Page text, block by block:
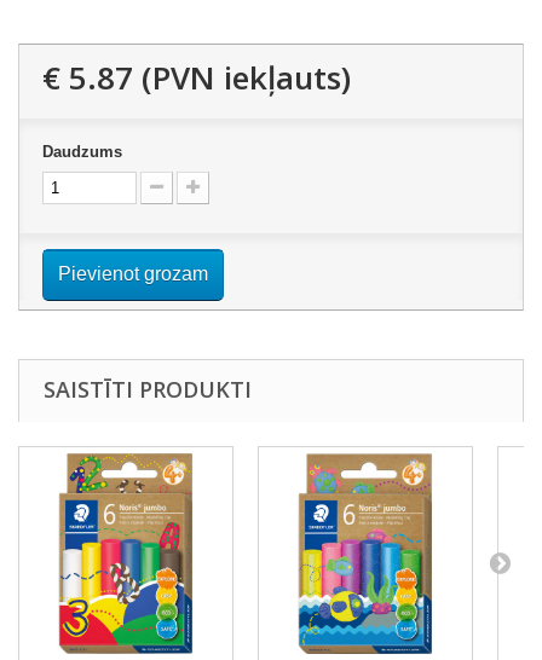
€ 5.87 (PVN iekļauts)
Daudzums
Pievienot grozam
SAISTĪTI PRODUKTI